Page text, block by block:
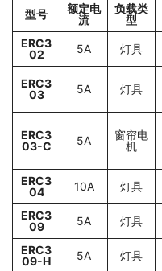
型号
额定电
流
负载类
型
ERC3
02
5A 灯具
ERC3
03
5A 灯具
ERC3
03-C
5A
窗帘电
机
ERC3
04
10A 灯具
ERC3
09
5A 灯具
ERC3
09-H
5A 灯具